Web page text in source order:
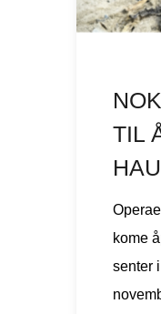
TIL
kome
senter